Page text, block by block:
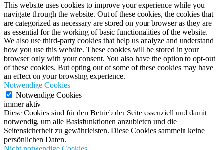
This website uses cookies to improve your experience while you
navigate through the website. Out of these cookies, the cookies that
are categorized as necessary are stored on your browser as they are
as essential for the working of basic functionalities of the website.
We also use third-party cookies that help us analyze and understand
how you use this website. These cookies will be stored in your
browser only with your consent. You also have the option to opt-out
of these cookies. But opting out of some of these cookies may have
an effect on your browsing experience.
Notwendige Cookies
Notwendige Cookies
immer aktiv
Diese Cookies sind für den Betrieb der Seite essenziell und damit
notwendig, um alle Basisfunktionen anzubieten und die
Seitensicherheit zu gewährleisten. Diese Cookies sammeln keine
persönlichen Daten.
Nicht notwendige Cookies